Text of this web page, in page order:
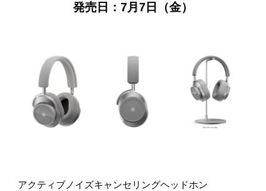
発売日：7月7日（金）
アクティブノイズキャンセリングヘッドホン